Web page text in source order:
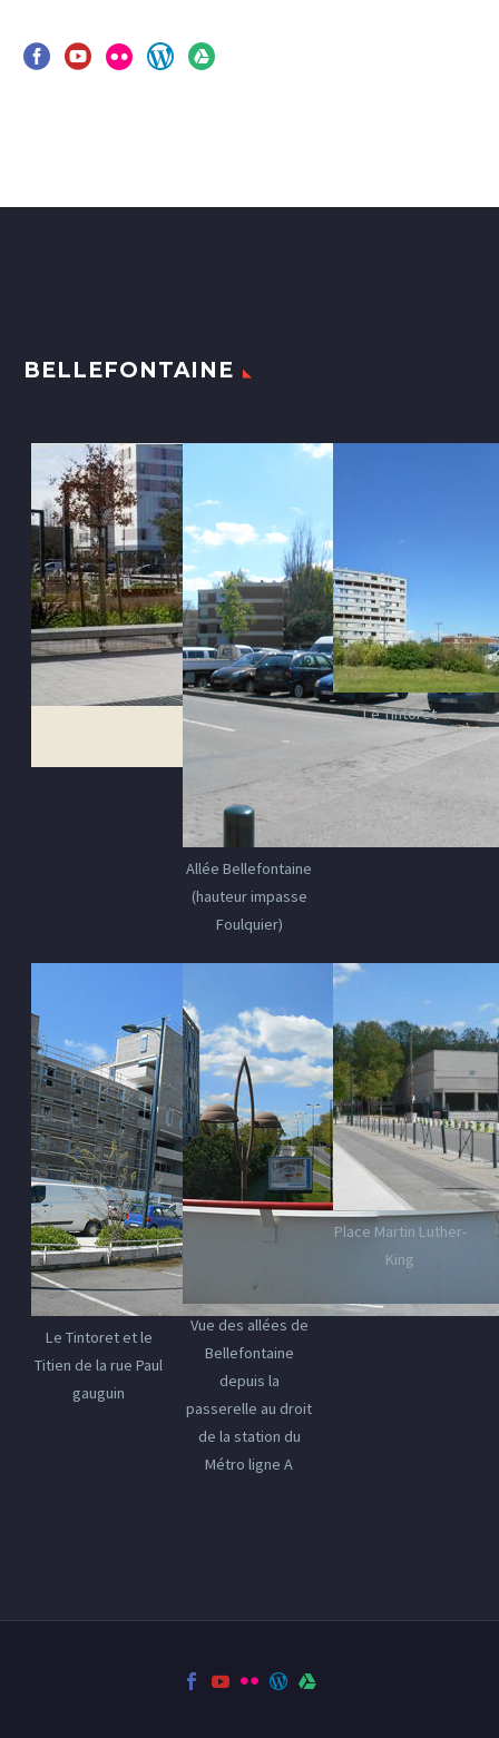
BELLEFONTAINE
Allée Bellefontaine
(hauteur impasse
Foulquier)
Le Tintoret
Le Tintoret et le
Titien de la rue Paul
gauguin
Vue des allées de
Bellefontaine
depuis la
passerelle au droit
de la station du
Métro ligne A
Place Martin Luther-
King